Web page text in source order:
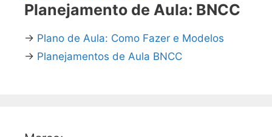
Planejamento de Aula: BNCC
→ Plano de Aula: Como Fazer e Modelos
→ Planejamentos de Aula BNCC